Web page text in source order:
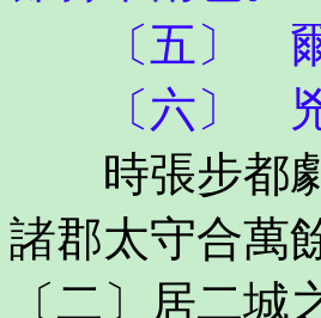
〔五〕 爾
〔六〕 兇
時張步都劇
諸郡太守合萬
〔二〕居二